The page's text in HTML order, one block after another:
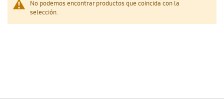
No podemos encontrar productos que coincida con la
selección.